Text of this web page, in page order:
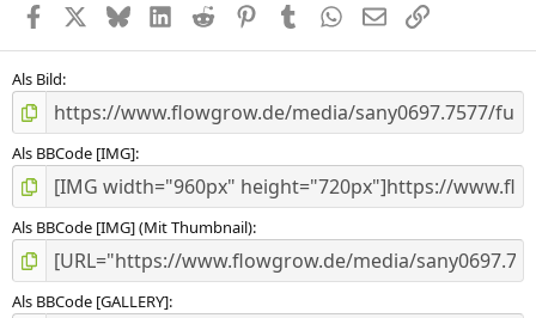
(
FacebookX (Twitter)
BlueskyLinkedInReddit PinterestTumblr WhatsApp
E-MailLink
Als Bild
Als BBCode [IMG]
Als BBCode [IMG] (Mit Thumbnail)
Als BBCode [GALLERY]